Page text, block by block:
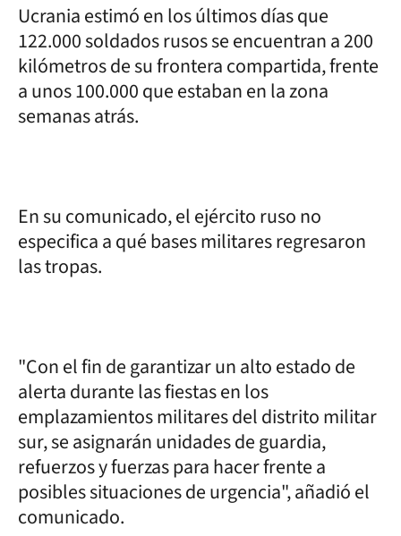
Ucrania estimó en los últimos días que
122.000 soldados rusos se encuentran a 200
kilómetros de su frontera compartida, frente
a unos 100.000 que estaban en la zona
semanas atrás.
En su comunicado, el ejército ruso no
especifica a qué bases militares regresaron
las tropas.
"Con el fin de garantizar un alto estado de
alerta durante las fiestas en los
emplazamientos militares del distrito militar
sur, se asignarán unidades de guardia,
refuerzos y fuerzas para hacer frente a
posibles situaciones de urgencia", añadió el
comunicado.